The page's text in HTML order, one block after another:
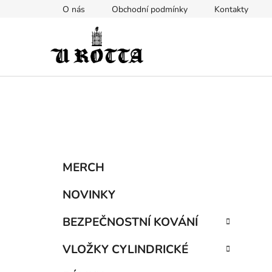
O nás Obchodní podmínky Kontakty
Přeskočit
kategorie
MERCH
NOVINKY
BEZPEČNOSTNÍ KOVÁNÍ
VLOŽKY CYLINDRICKÉ